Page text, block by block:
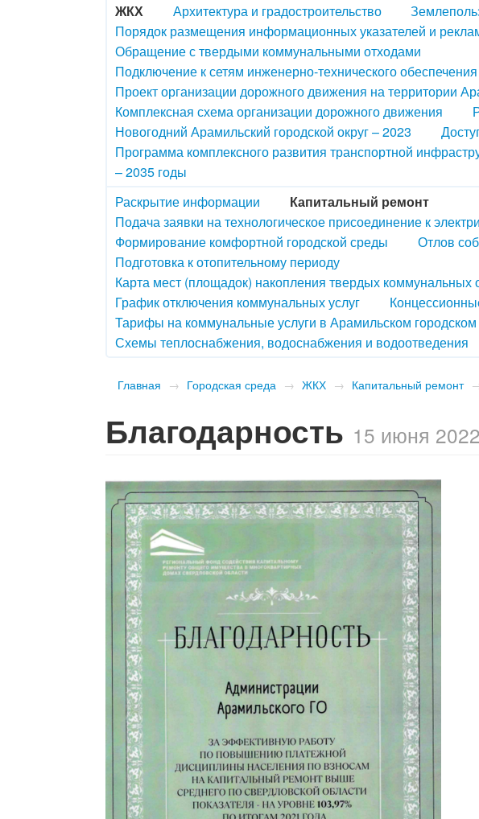
ЖКХ
Архитектура и градостроительство
Порядок размещения информационных указателей и
Обращение с твердыми коммунальными отходами
Подключение к сетям инженерно-технического обеспечения
Проект организации дорожного движения на территории
Комплексная схема организации дорожного движения
Новогодний Арамильский городской округ – 2023
Программа комплексного развития транспортной
– 2035 годы
Раскрытие информации
Капитальный ремонт
Подача заявки на технологическое присоединение к
Формирование комфортной городской среды
Отлов
Подготовка к отопительному периоду
Карта мест (площадок) накопления твердых коммунальных
График отключения коммунальных услуг
Тарифы на коммунальные услуги в Арамильском городском
Схемы теплоснабжения, водоснабжения и водоотведения
Главная → Городская среда → ЖКХ → Капитальный ремонт
Благодарность 15 июня